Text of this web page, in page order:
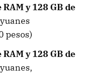
RAM y 128 GB de
pesos)
RAM y 128 GB de